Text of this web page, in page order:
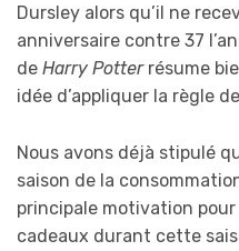
Dursley alors qu’il ne
anniversaire contre 37
de Harry Potterrésume
idée d’appliquer la règle
Nous avons déjà stipulé
saison de la
principale motivation
cadeaux durant cette